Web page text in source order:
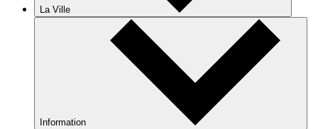
La Ville
Information